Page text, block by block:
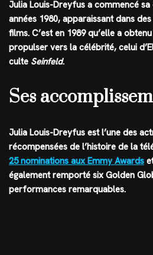
Julia Louis-Dreyfus a commencé
années 1980, apparaissant dans
films. C’est en 1989 qu’elle a
propulser vers la célébrité, celui
culte Seinfeld.
Ses
Julia Louis-Dreyfus est l’une des
récompensées de l’histoire de la
25 nominations aux Emmy Awards
également remporté six Golden
performances remarquables.